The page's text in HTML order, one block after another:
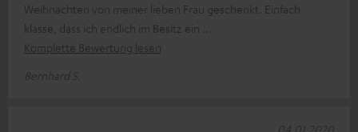
Weihnachten von meiner lieben Frau geschenkt. Einfach
klasse, dass ich endlich im Besitz ein
Komplette Bewertung lesen
Bernhard S.
04.01.2020